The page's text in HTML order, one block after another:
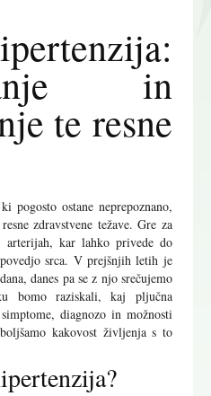
in
te resne
pogosto ostane neprepoznano,
zdravstvene težave. Gre za
kar lahko privede do
srca. V prejšnjih letih je
danes pa se z njo srečujemo
bomo raziskali, kaj pljučna
diagnozo in možnosti
kakovost življenja s to